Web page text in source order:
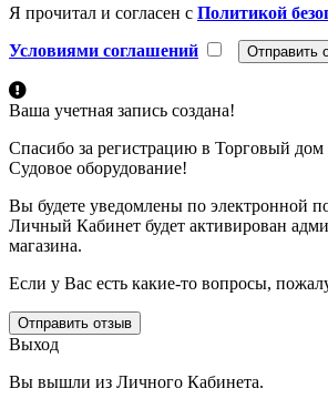
Я прочитал и согласен с Политикой
Условиями соглашений
Ваша учетная запись создана!
Спасибо за регистрацию в Торговый
Судовое оборудование!
Вы будете уведомлены по электронной
Личный Кабинет будет активирован
магазина.
Если у Вас есть какие-то вопросы,
Отправить отзыв
Выход
Вы вышли из Личного Кабинета.